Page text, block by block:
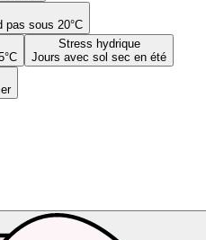
pas sous 20°C
Stress hydrique
Jours avec sol sec en été